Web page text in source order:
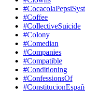
#Coffee
#CollectiveSuicide
#Colony
#Comedian
#Companies
#Compatible
#Conditioning
#ConfessionsOf